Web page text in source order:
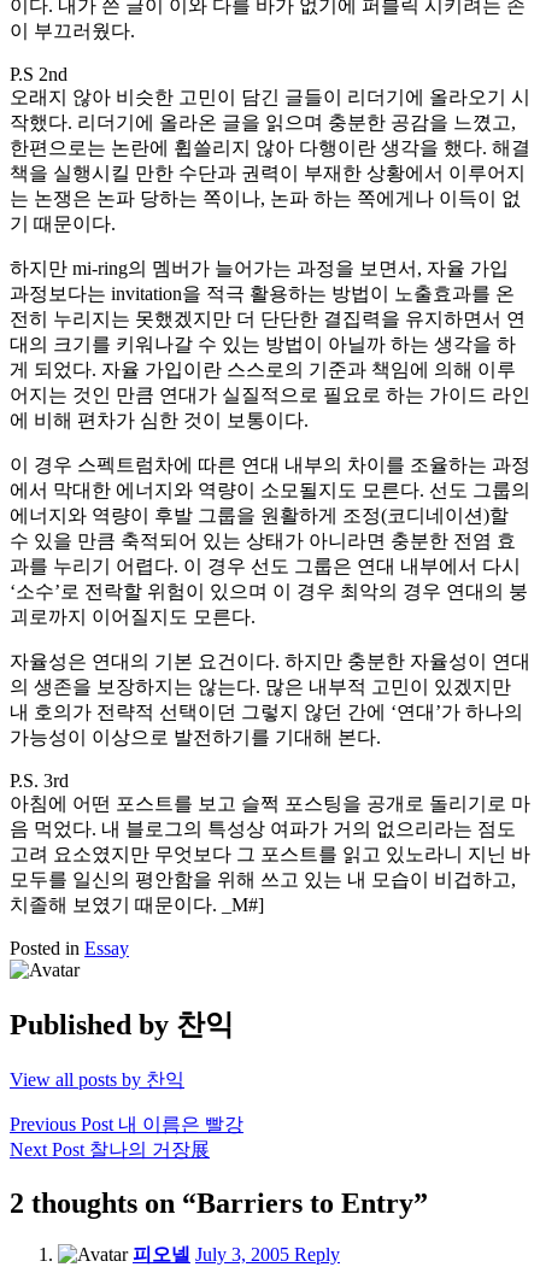
이다. 내가 쓴 글이 이와 다를 바가 없기에 퍼블릭 시키려는 손
이 부끄러웠다.
P.S 2nd
오래지 않아 비슷한 고민이 담긴 글들이 리더기에 올라오기 시
작했다. 리더기에 올라온 글을 읽으며 충분한 공감을 느꼈고,
한편으로는 논란에 휩쓸리지 않아 다행이란 생각을 했다. 해결
책을 실행시킬 만한 수단과 권력이 부재한 상황에서 이루어지
는 논쟁은 논파 당하는 쪽이나, 논파 하는 쪽에게나 이득이 없
기 때문이다.
하지만 mi-ring의 멤버가 늘어가는 과정을 보면서, 자율 가입
과정보다는 invitation을 적극 활용하는 방법이 노출효과를 온
전히 누리지는 못했겠지만 더 단단한 결집력을 유지하면서 연
대의 크기를 키워나갈 수 있는 방법이 아닐까 하는 생각을 하
게 되었다. 자율 가입이란 스스로의 기준과 책임에 의해 이루
어지는 것인 만큼 연대가 실질적으로 필요로 하는 가이드 라인
에 비해 편차가 심한 것이 보통이다.
이 경우 스펙트럼차에 따른 연대 내부의 차이를 조율하는 과정
에서 막대한 에너지와 역량이 소모될지도 모른다. 선도 그룹의
에너지와 역량이 후발 그룹을 원활하게 조정(코디네이션)할
수 있을 만큼 축적되어 있는 상태가 아니라면 충분한 전염 효
과를 누리기 어렵다. 이 경우 선도 그룹은 연대 내부에서 다시
‘소수’로 전락할 위험이 있으며 이 경우 최악의 경우 연대의 붕
괴로까지 이어질지도 모른다.
자율성은 연대의 기본 요건이다. 하지만 충분한 자율성이 연대
의 생존을 보장하지는 않는다. 많은 내부적 고민이 있겠지만
내 호의가 전략적 선택이던 그렇지 않던 간에 ‘연대’가 하나의
가능성이 이상으로 발전하기를 기대해 본다.
P.S. 3rd
아침에 어떤 포스트를 보고 슬쩍 포스팅을 공개로 돌리기로 마
음 먹었다. 내 블로그의 특성상 여파가 거의 없으리라는 점도
고려 요소였지만 무엇보다 그 포스트를 읽고 있노라니 지닌 바
모두를 일신의 평안함을 위해 쓰고 있는 내 모습이 비겁하고,
치졸해 보였기 때문이다. _M#]
Posted in Essay
Published by 찬익
View all posts by 찬익
Post
navigation
Previous Post 내 이름은 빨강
Next Post 찰나의 거장展
2 thoughts on “Barriers to Entry”
피오넬 July 3, 20055:56
Reply